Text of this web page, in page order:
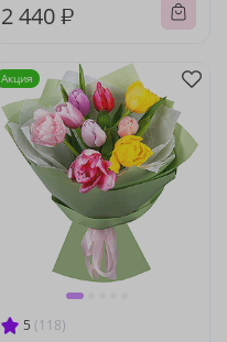
2 440 ₽
5 (118)
Акция